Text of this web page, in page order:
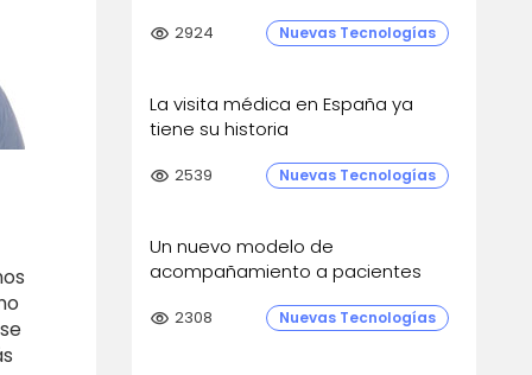
visibility 2924 Nuevas Tecnologías
La visita médica en España ya
tiene su historia
visibility 2539 Nuevas Tecnologías
Un nuevo modelo de
acompañamiento a pacientes
visibility 2308 Nuevas Tecnologías